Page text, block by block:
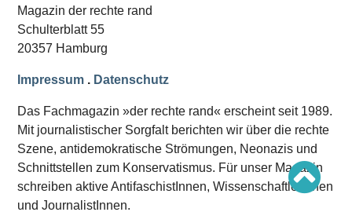
Ausgabe 221
Ausgabe 220
Ausgabe 219
Ausgabe 218
Magazin der rechte rand
Schulterblatt 55
20357 Hamburg
Impressum . Datenschutz
Das Fachmagazin »der rechte rand« erscheint seit 1989.
Mit journalistischer Sorgfalt berichten wir über die rechte
Szene, antidemokratische Strömungen, Neonazis und
Schnittstellen zum Konservatismus. Für unser Magazin
schreiben aktive AntifaschistInnen, WissenschaftlerInnen
und JournalistInnen.